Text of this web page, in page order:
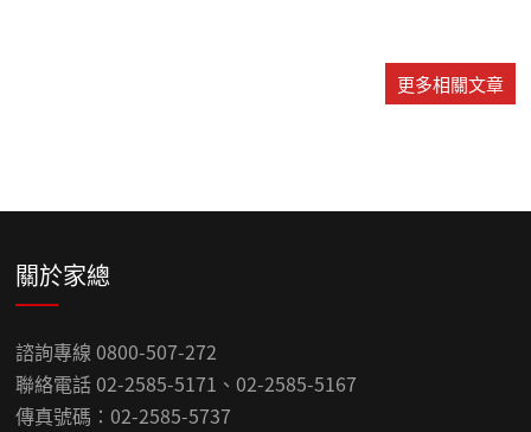
更多相關文章
關於家總
諮詢專線 0800-507-272
聯絡電話 02-2585-5171、02-2585-5167
傳真號碼：02-2585-5737